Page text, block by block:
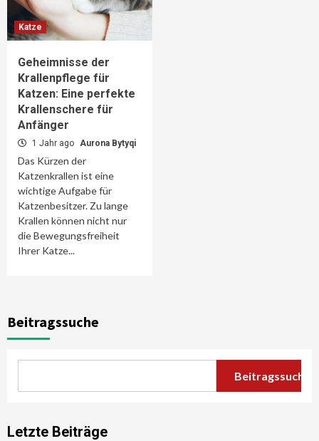
Katze
Geheimnisse der
Krallenpflege für
Katzen: Eine perfekte
Krallenschere für
Anfänger
1 Jahr ago Aurona Bytyqi
Das Kürzen der
Katzenkrallen ist eine
wichtige Aufgabe für
Katzenbesitzer. Zu lange
Krallen können nicht nur
die Bewegungsfreiheit
Ihrer Katze...
Beitragssuche
Beitragssuche
Letzte Beiträge